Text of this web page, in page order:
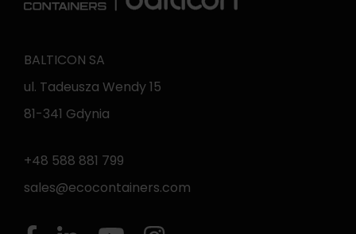
BALTICON SA
ul. Tadeusza Wendy 15
81-341 Gdynia
+48 588 881 799
sales@ecocontainers.com